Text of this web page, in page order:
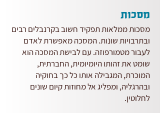
מסכות
מסכות ממלאות תפקיד חשוב בקרנבלים רבים
ובתרבויות שונות. המסכה מאפשרת לאדם
לעבור מטמורפוזה. עם לבישת המסכה הוא
שומט את זהותו היומיומית, החברתית,
המוכרת, המגבילה אותו כל כך בחוקיה
ובהרגליה, ומפליג אל מחוזות קיום שונים
לחלוטין.